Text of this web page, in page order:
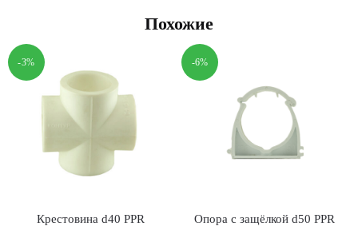
Похожие
-3%
Крестовина d40 PPR
-6%
Опора с защёлкой d50 PPR